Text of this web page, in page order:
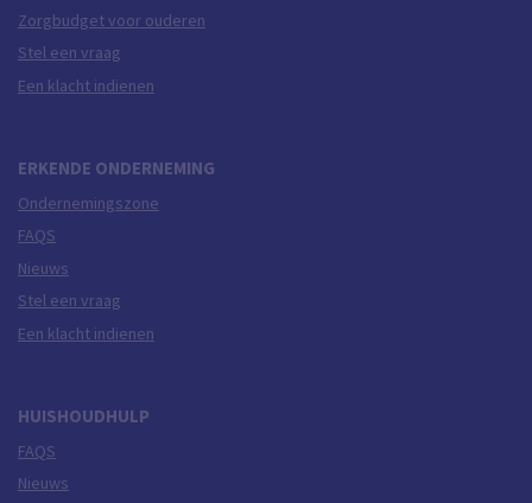
Zorgbudget voor ouderen
Stel een vraag
Een klacht indienen
ERKENDE ONDERNEMING
Ondernemingszone
FAQS
Nieuws
Stel een vraag
Een klacht indienen
HUISHOUDHULP
FAQS
Nieuws